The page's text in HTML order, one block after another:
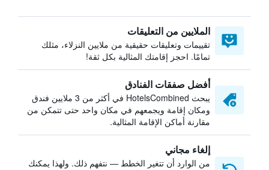
الملايين من التعليقات
تقييمات وتعليقات حقيقية من ملايين النزلاء، مثلك
تمامًا. احجز إقامتك المثالية بكل ثقة!
أفضل صفقات الفنادق
يبحث HotelsCombined في أكثر من 3 ملايين فندق
ومكان إقامة ويجمعهم في مكان واحد حتى تتمكن من
مقارنة أماكن الإقامة المثالية.
إلغاء مجاني
من الوارد أن تتغير الخطط — نتفهم ذلك. ولهذا يمكنك